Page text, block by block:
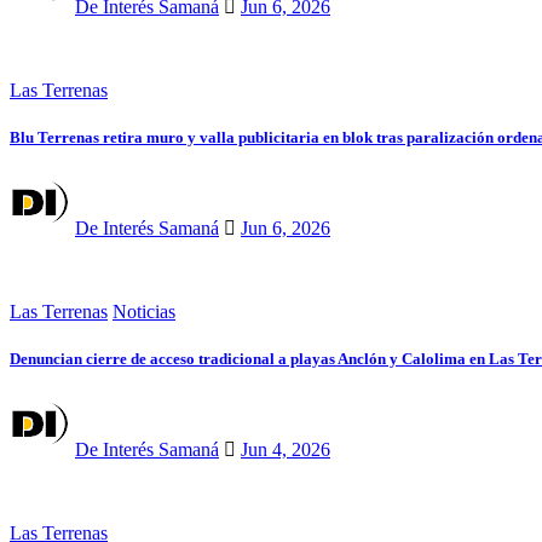
De Interés Samaná Jun 6, 2026
Las Terrenas
Blu Terrenas retira muro y valla publicitaria en blok tras paralización
De Interés Samaná Jun 6, 2026
Las Terrenas Noticias
Denuncian cierre de acceso tradicional a playas Anclón y Calolima en Las
De Interés Samaná Jun 4, 2026
Las Terrenas